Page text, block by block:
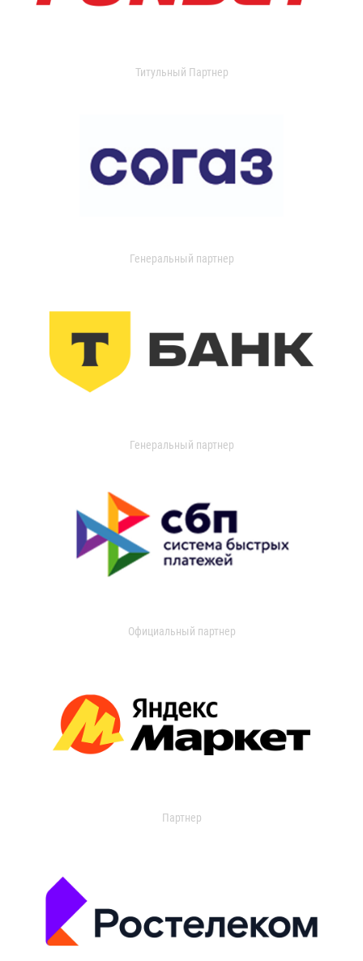
Титульный Партнер
Генеральный партнер
Генеральный партнер
Официальный партнер
Партнер